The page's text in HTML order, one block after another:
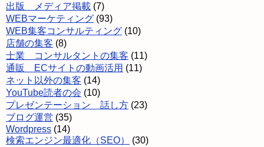
出版 メディア掲載 (7)
WEBマーケティング (93)
WEB集客コンサルティング (10)
店舗の集客 (8)
士業 コンサルタントの集客 (11)
通販 ECサイトの動画活用 (11)
ネット以外の集客 (14)
YouTube読者の会 (10)
プレゼンテーション 話し方 (23)
ブログ運営 (35)
Wordpress (14)
検索エンジン最適化（SEO）
(30)